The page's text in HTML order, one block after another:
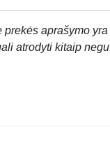
aprašymo yra
atrodyti kitaip negu